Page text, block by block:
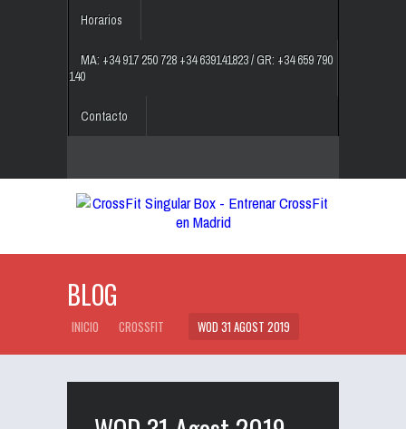
Horarios
MA: +34 917 250 728 +34 639141823 / GR: +34 659 790
140
Contacto
BLOG
INICIO CROSSFIT WOD 31 AGOST 2019